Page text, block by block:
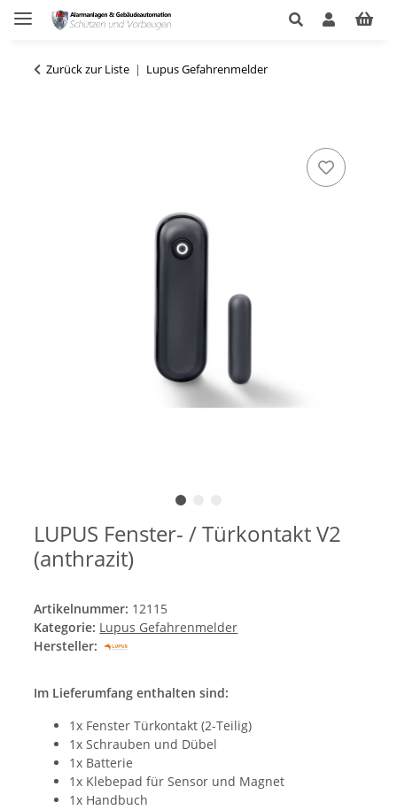
Zurück zur Liste Lupus Gefahrenmelder
LUPUS Fenster- / Türkontakt V2
(anthrazit)
Artikelnummer: 12115
Kategorie: Lupus Gefahrenmelder
Hersteller:
Im Lieferumfang enthalten sind:
1x Fenster Türkontakt (2-Teilig)
1x Schrauben und Dübel
1x Batterie
1x Klebepad für Sensor und Magnet
1x Handbuch